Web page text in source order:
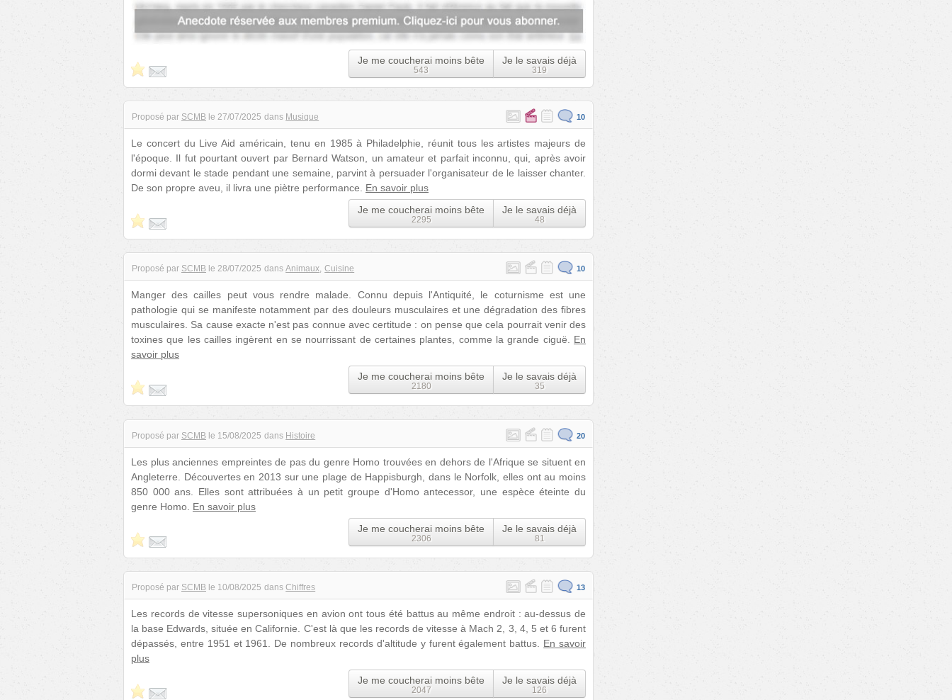
conformément à son idé...
Je me coucherai moins bête
543
Je le savais déjà
319
Proposé par SCMB le 27/07/2025 dans Musique 10
Le concert du Live Aid américain, tenu en 1985 à Philadelphie, réunit tous les artistes majeurs de
l'époque. Il fut pourtant ouvert par Bernard Watson, un amateur et parfait inconnu, qui, après avoir
dormi devant le stade pendant une semaine, parvint à persuader l'organisateur de le laisser chanter.
De son propre aveu, il livra une piètre performance. En savoir plus
Je me coucherai moins bête
2295
Je le savais déjà
48
Proposé par SCMB le 28/07/2025 dans Animaux Cuisine 10
Manger des cailles peut vous rendre malade. Connu depuis l'Antiquité, le coturnisme est une
pathologie qui se manifeste notamment par des douleurs musculaires et une dégradation des fibres
musculaires. Sa cause exacte n'est pas connue avec certitude : on pense que cela pourrait venir des
toxines que les cailles ingèrent en se nourrissant de certaines plantes, comme la grande ciguë. En
savoir plus
Je me coucherai moins bête
2180
Je le savais déjà
35
Proposé par SCMB le 15/08/2025 dans Histoire 20
Les plus anciennes empreintes de pas du genre Homo trouvées en dehors de l'Afrique se situent en
Angleterre. Découvertes en 2013 sur une plage de Happisburgh, dans le Norfolk, elles ont au moins
850 000 ans. Elles sont attribuées à un petit groupe d'Homo antecessor, une espèce éteinte du
genre Homo. En savoir plus
Je me coucherai moins bête
2306
Je le savais déjà
81
Proposé par SCMB le 10/08/2025 dans Chiffres 13
Les records de vitesse supersoniques en avion ont tous été battus au même endroit : au-dessus de
la base Edwards, située en Californie. C'est là que les records de vitesse à Mach 2, 3, 4, 5 et 6 furent
dépassés, entre 1951 et 1961. De nombreux records d'altitude y furent également battus. En savoir
plus
Je me coucherai moins bête
2047
Je le savais déjà
126